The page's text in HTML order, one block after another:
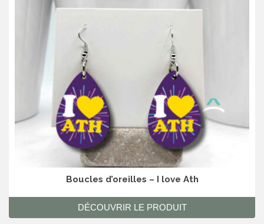
Boucles d’oreilles – I love Ath
DÉCOUVRIR LE PRODUIT